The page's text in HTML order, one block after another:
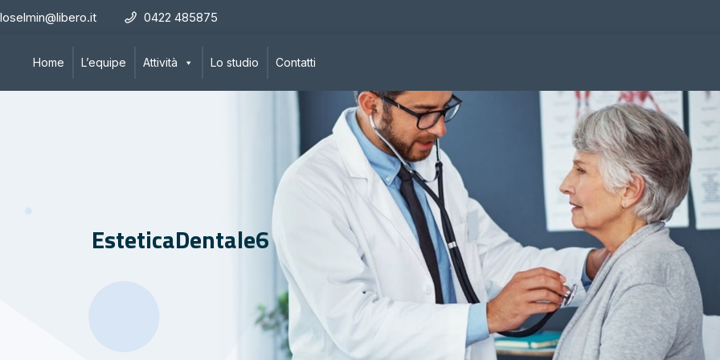
0422 485875
Home L’equipe Attività Lo studio Contatti
EsteticaDentale6